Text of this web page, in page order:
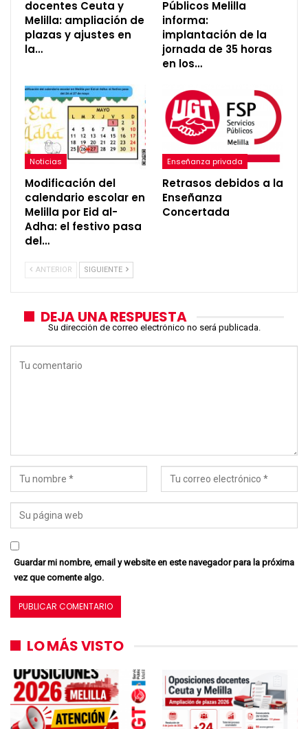
docentes Ceuta y
Melilla: ampliación de
plazas y ajustes en
la…
Públicos Melilla
informa:
implantación de la
jornada de 35 horas
en los…
Noticias
Modificación del
calendario escolar en
Melilla por Eid al-
Adha: el festivo pasa
del…
Enseñanza privada
Retrasos debidos a la
Enseñanza
Concertada
ANTERIOR SIGUIENTE
DEJA UNA RESPUESTA
Su dirección de correo electrónico no será publicada.
Guardar mi nombre, email y website en este navegador para la próxima
vez que comente algo.
LO MÁS VISTO